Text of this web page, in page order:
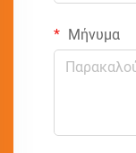
Μήνυμα